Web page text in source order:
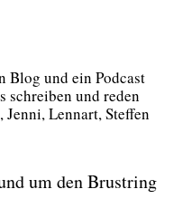
Blog und ein Pod­cast
schrei­ben und reden
Lenn­art, Stef­fen
um den Brustring